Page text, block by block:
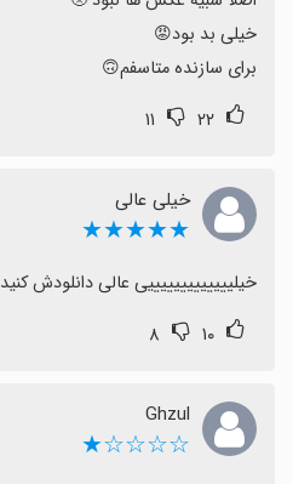
برای سازنده متاسفم🙃
۲۲ ۱۱
خیلی عالی
★★★★★
خیلیییییییییییییی عالی دانلودش کنید
۱۰ ۸
Ghzul
☆☆☆☆★